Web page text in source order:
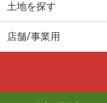
土地を探す
店舗/事業用